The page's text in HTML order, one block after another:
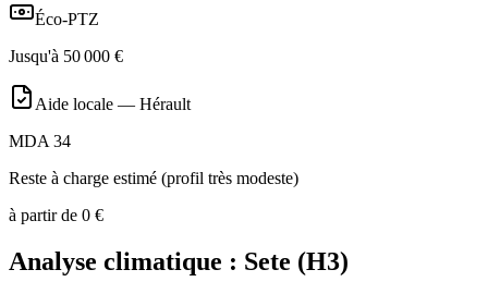
Éco-PTZ
Jusqu'à 50 000 €
Aide locale — Hérault
MDA 34
Reste à charge estimé (profil très modeste)
à partir de 0 €
Analyse climatique : Sete (H3)